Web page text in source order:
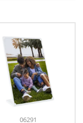
06291